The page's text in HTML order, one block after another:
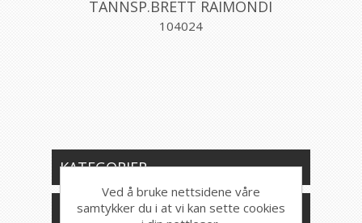
TANNSP.BRETT RAIMONDI
104024
KATEGORIER
PRODUSENTER
Ved å bruke nettsidene våre
samtykker du i at vi kan sette cookies